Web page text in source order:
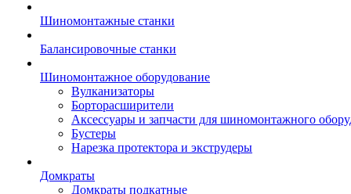
Шиномонтажные станки
Балансировочные станки
Шиномонтажное оборудование
Вулканизаторы
Борторасширители
Аксессуары и запчасти для шиномонтажного
Бустеры
Нарезка протектора и экструдеры
Домкраты
Домкраты подкатные